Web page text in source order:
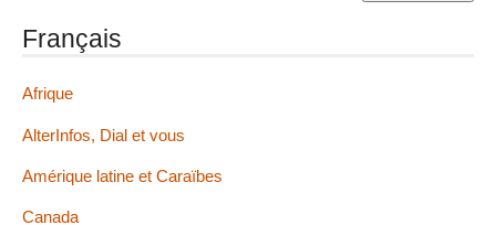
Français
Afrique
AlterInfos, Dial et vous
Amérique latine et Caraïbes
Canada